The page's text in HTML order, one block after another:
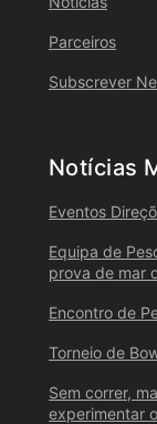
Parceiros
Subscrever
Notícias
Eventos
Equipa de
prova de mar
Encontro de
Torneio de
Sem correr,
experimentar